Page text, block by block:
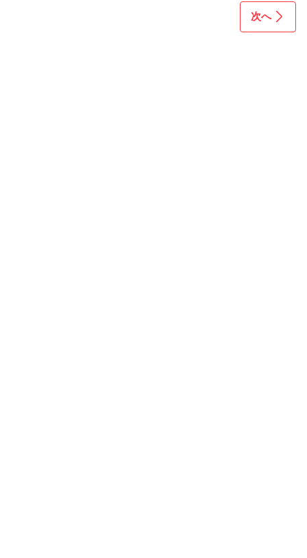
島販売不可】次へ